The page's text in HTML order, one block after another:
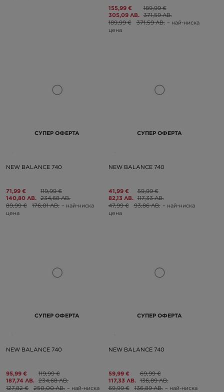
155,99 €
305,09 ЛВ.
189,99 €
371,59 ЛВ.
189,99 €
371,59 ЛВ. – най-ниска
цена
СУПЕР ОФЕРТА
NEW BALANCE 740
71,99 €
140,80 ЛВ.
119,99 €
234,68 ЛВ.
89,99 €
176,01 ЛВ. – най-ниска
цена
СУПЕР ОФЕРТА
NEW BALANCE 740
41,99 €
82,13 ЛВ.
59,99 €
117,33 ЛВ.
47,99 €
93,86 ЛВ. – най-ниска
цена
СУПЕР ОФЕРТА
NEW BALANCE 740
95,99 €
187,74 ЛВ.
119,99 €
234,68 ЛВ.
127,82 €
250,00 ЛВ. – най-ниска
СУПЕР ОФЕРТА
NEW BALANCE 740
59,99 €
117,33 ЛВ.
69,99 €
136,89 ЛВ.
69,99 €
136,89 ЛВ. – най-ниска